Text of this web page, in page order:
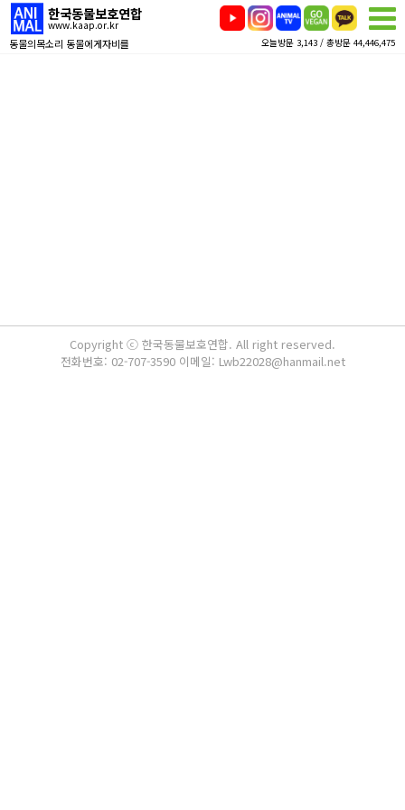
한국동물보호연합
www.kaap.or.kr
동물의목소리 동물에게자비를 오늘방문 3,143 / 총방문 44,446,475
Copyright ⓒ 한국동물보호연합. All right reserved.
전화번호: 02-707-3590 이메일: Lwb22028@hanmail.net